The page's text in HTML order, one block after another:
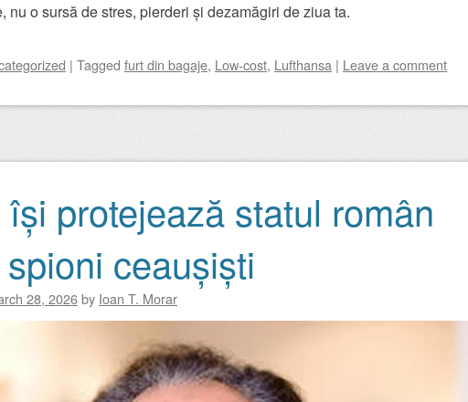
nu o sursă de stres, pierderi și dezamăgiri de ziua ta.
| Tagged furt din bagaje, Low-cost, Lufthansa | Leave a comment
protejează statul român
ceaușiști
28, 2026by Ioan T. Morar